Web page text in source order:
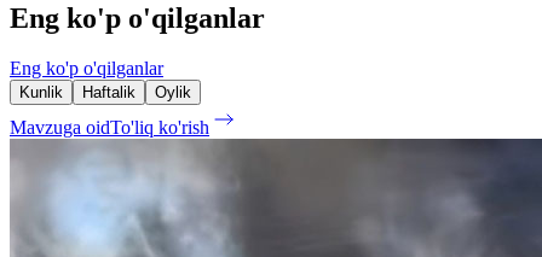
Eng ko'p o'qilganlar
Eng ko'p o'qilganlar
Kunlik Haftalik Oylik
Mavzuga oidTo'liq ko'rish